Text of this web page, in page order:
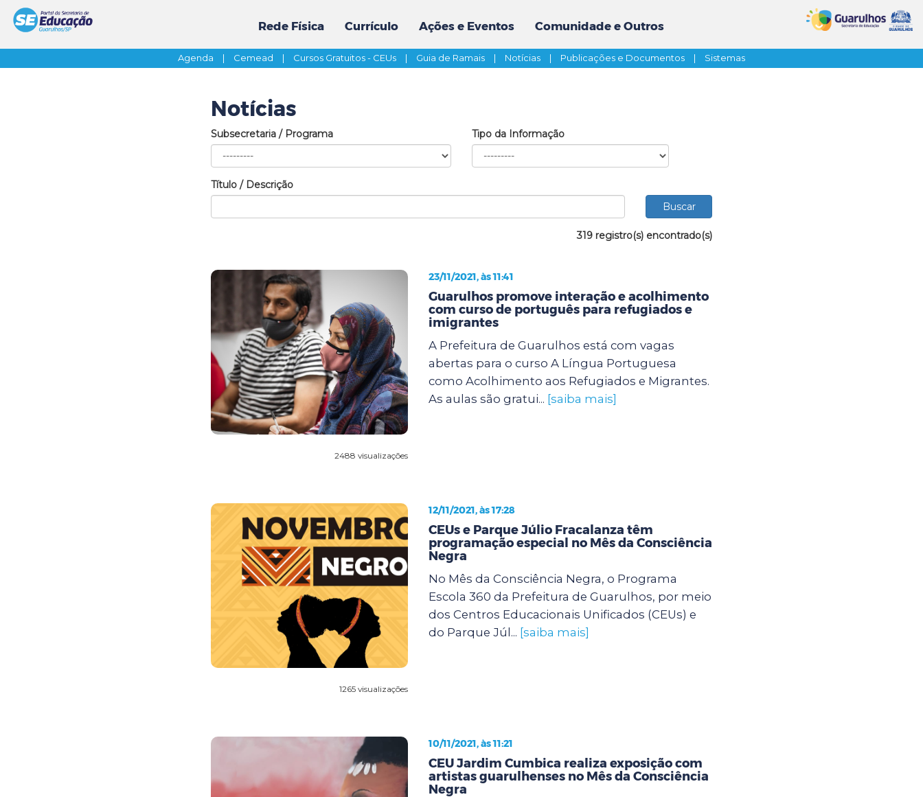
Rede Física Currículo Ações e Eventos Comunidade e Outros
Agenda | Cemead | Cursos Gratuitos - CEUs | Guia de Ramais | Notícias | Publicações e Documentos | Sistemas
Notícias
Subsecretaria / Programa Tipo da Informação
Título / Descrição
319 registro(s) encontrado(s)
2488 visualizações
23/11/2021, às 11:41
Guarulhos promove interação e acolhimento
com curso de português para refugiados e
imigrantes
A Prefeitura de Guarulhos está com vagas
abertas para o curso A Língua Portuguesa
como Acolhimento aos Refugiados e Migrantes.
As aulas são gratui... [saiba mais]
1265 visualizações
12/11/2021, às 17:28
CEUs e Parque Júlio Fracalanza têm
programação especial no Mês da Consciência
Negra
No Mês da Consciência Negra, o Programa
Escola 360 da Prefeitura de Guarulhos, por meio
dos Centros Educacionais Unificados (CEUs) e
do Parque Júl... [saiba mais]
10/11/2021, às 11:21
CEU Jardim Cumbica realiza exposição com
artistas guarulhenses no Mês da Consciência
Negra